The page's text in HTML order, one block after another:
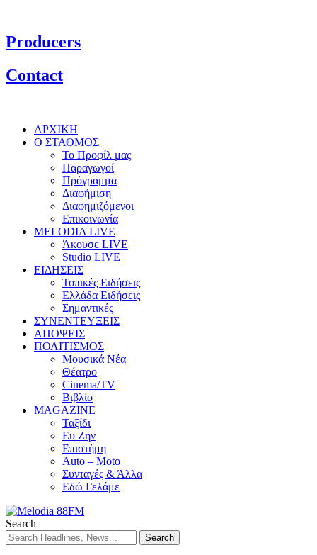
Producers
Contact
ΑΡΧΙΚΗ
Ο ΣΤΑΘΜΟΣ
Το Προφίλ μας
Παραγωγοί
Πρόγραμμα
Διαφήμιση
Διαφημιζόμενοι
Επικοινωνία
MELODIA LIVE
Άκουσε LIVE
Studio LIVE
ΕΙΔΗΣΕΙΣ
Τοπικές Ειδήσεις
Ελλάδα Ειδήσεις
Σημαντικές
ΣΥΝΕΝΤΕΥΞΕΙΣ
ΑΠΟΨΕΙΣ
ΠΟΛΙΤΙΣΜΟΣ
Μουσικά Νέα
Θέατρο
Cinema/TV
Βιβλίο
MAGAZINE
Ταξίδι
Ευ Ζην
Επιστήμη
Auto – Moto
Συνταγές & Άλλα
Εδώ Γελάμε
Search